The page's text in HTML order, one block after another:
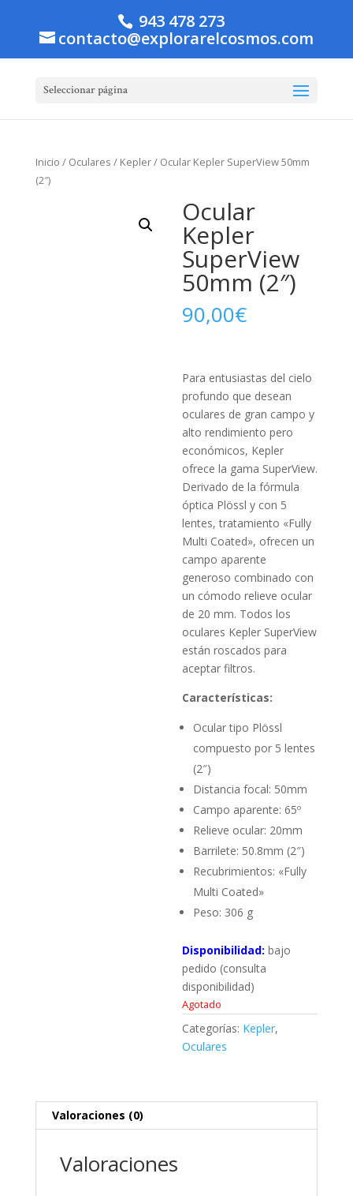
943 478 273
contacto@explorarelcosmos.com
Seleccionar página
Inicio / Oculares / Kepler/ Ocular Kepler SuperView 50mm
(2″)
Ocular
Kepler
SuperView
50mm (2″)
90,00€
Para entusiastas del cielo
profundo que desean
oculares de gran campo y
alto rendimiento pero
económicos, Kepler
ofrece la gama SuperView.
Derivado de la fórmula
óptica Plössl y con 5
lentes, tratamiento «Fully
Multi Coated», ofrecen un
campo aparente
generoso combinado con
un cómodo relieve ocular
de 20 mm. Todos los
oculares Kepler SuperView
están roscados para
aceptar filtros.
Características:
Ocular tipo Plössl
compuesto por 5 lentes
(2″)
Distancia focal: 50mm
Campo aparente: 65º
Relieve ocular: 20mm
Barrilete: 50.8mm (2″)
Recubrimientos: «Fully
Multi Coated»
Peso: 306 g
Disponibilidad: bajo
pedido (consulta
disponibilidad)
Agotado
Categorías: Kepler,
Oculares
Valoraciones (0)
Valoraciones